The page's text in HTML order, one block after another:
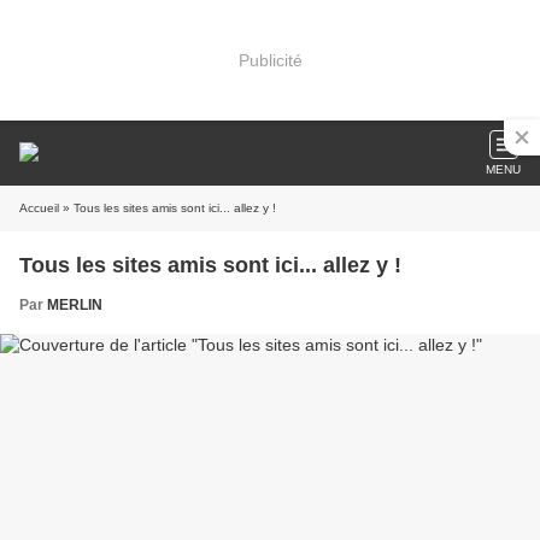
Publicité
MENU
Accueil » Tous les sites amis sont ici... allez y !
Tous les sites amis sont ici... allez y !
Par MERLIN